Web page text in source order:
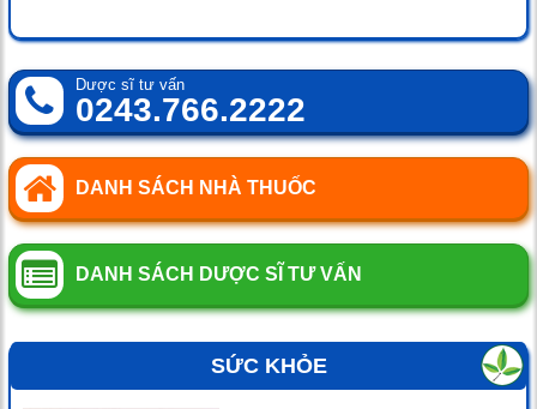
Dược sĩ tư vấn
0243.766.2222
DANH SÁCH NHÀ THUỐC
DANH SÁCH DƯỢC SĨ TƯ VẤN
SỨC KHỎE